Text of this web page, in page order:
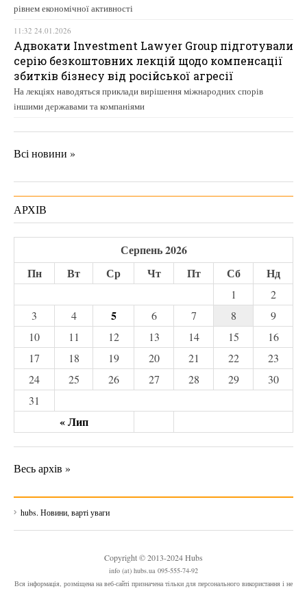
рівнем економічної активності
11:32 24.01.2026
Адвокати Investment Lawyer Group підготували
серію безкоштовних лекцій щодо компенсації
збитків бізнесу від російської агресії
На лекціях наводяться приклади вирішення міжнародних спорів
іншими державами та компаніями
Всі новини »
АРХІВ
Серпень 2026
Пн
Вт Ср Чт Пт Сб Нд
« Лип
1
2
3
4 5 6 7 8
9
10
11 12 13 14 15
16
17
18 19 20 21 22
23
24
25 26 27 28 29
30
31
Весь архів »
hubs. Новини, варті уваги
Copyright © 2013-2024 Hubs
info (at) hubs.ua 095-555-74-92
Вся інформація, розміщена на веб-сайті призначена тільки для персонального використання і не